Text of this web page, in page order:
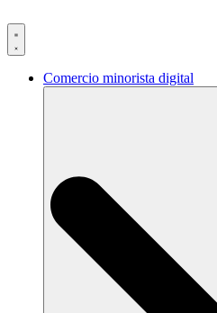
al
contenido
Comercio minorista digital